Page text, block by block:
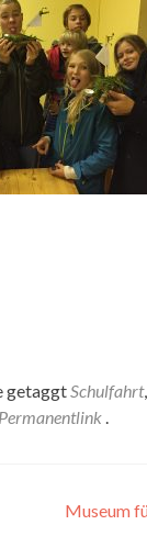
getaggtSchulfahrt,
Permanentlink .
Museum